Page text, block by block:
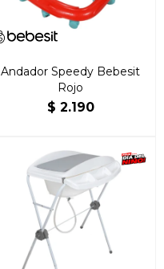
Andador Speedy Bebesit
Rojo
$ 2.190